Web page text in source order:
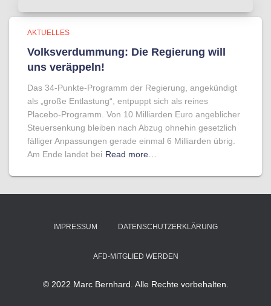
AKTUELLES
Volksverdummung: Die Regierung will
uns veräppeln!
Das 34-Punkte-Programm der Regierung, angekündigt
als „große Entlastung“, entpuppt sich als reines
Placebo-Programm. Von 10 Milliarden Euro angeblicher
Steuersenkung bleiben nach Abzug ohnehin gesetzlich
fälliger Anpassungen gerade einmal 6 Milliarden übrig.
Am Ende landet bei Read more…
IMPRESSUM DATENSCHUTZERKLÄRUNG
AFD-MITGLIED WERDEN
© 2022 Marc Bernhard. Alle Rechte vorbehalten.